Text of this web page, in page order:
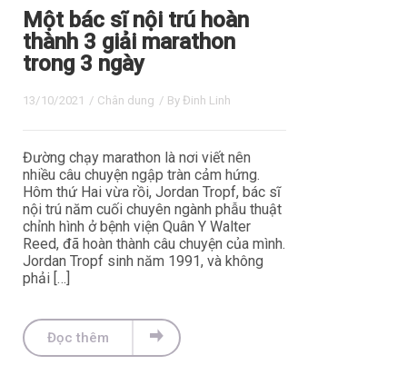
Một bác sĩ nội trú hoàn
thành 3 giải marathon
trong 3 ngày
13/10/2021 / Chân dung / By Đinh Linh
Đường chạy marathon là nơi viết nên
nhiều câu chuyện ngập tràn cảm hứng.
Hôm thứ Hai vừa rồi, Jordan Tropf, bác sĩ
nội trú năm cuối chuyên ngành phẫu thuật
chỉnh hình ở bệnh viện Quân Y Walter
Reed, đã hoàn thành câu chuyện của mình.
Jordan Tropf sinh năm 1991, và không
phải […]
Đọc thêm